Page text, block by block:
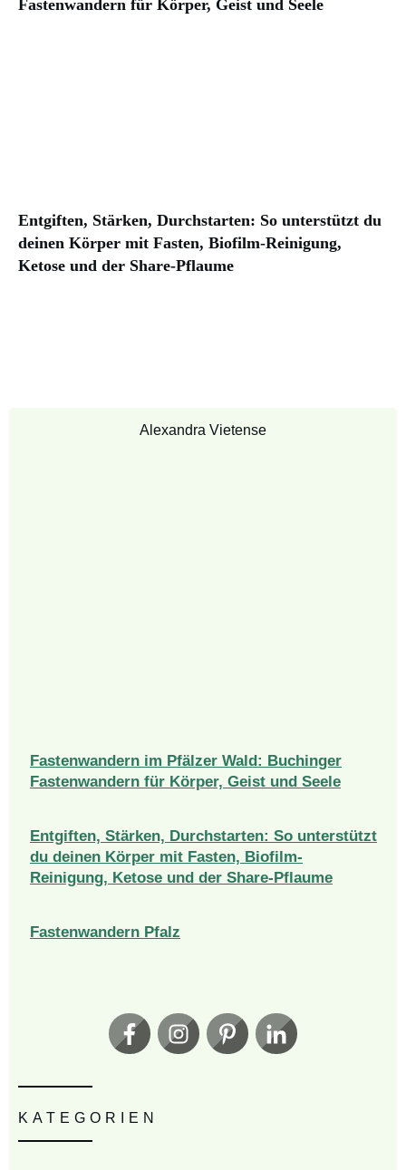
Fastenwandern für Körper, Geist und Seele
Entgiften, Stärken, Durchstarten: So unterstützt du
deinen Körper mit Fasten, Biofilm-Reinigung,
Ketose und der Share-Pflaume
Alexandra Vietense
Fastenwandern im Pfälzer Wald: Buchinger
Fastenwandern für Körper, Geist und Seele
Entgiften, Stärken, Durchstarten: So unterstützt
du deinen Körper mit Fasten, Biofilm-
Reinigung, Ketose und der Share-Pflaume
Fastenwandern Pfalz
Newsletter
Anmeldung
KATEGORIEN